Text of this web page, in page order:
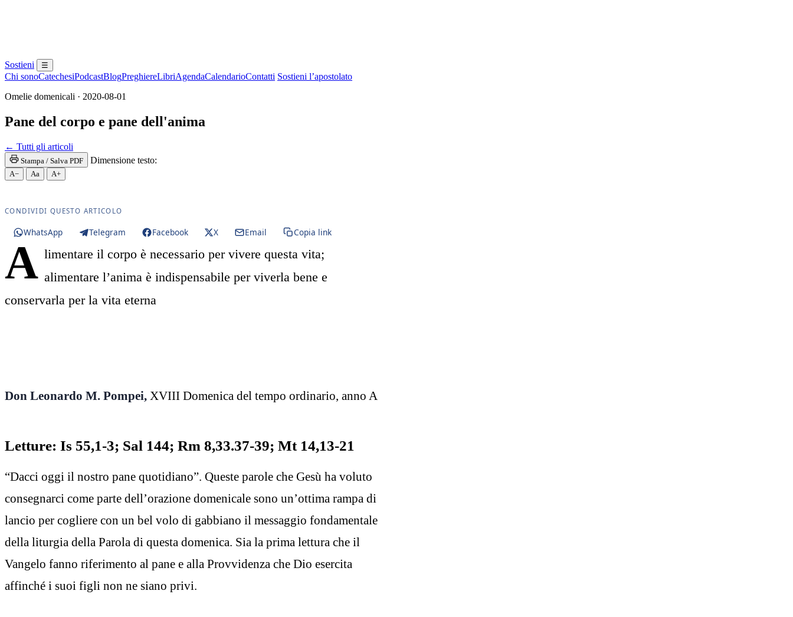
Sostieni ☰
Chi sonoCatechesiPodcastBlogPreghiereLibriAgendaCalendarioContatti Sostieni l’apostolato
Omelie domenicali · 2020-08-01
Pane del corpo e pane dell'anima
← Tutti gli articoli
Stampa / Salva PDF Dimensione testo:
A− Aa A+
CONDIVIDI QUESTO ARTICOLO
WhatsApp Telegram Facebook X Email Copia link
A limentare il corpo è necessario per vivere questa vita;
alimentare l’anima è indispensabile per viverla bene e
conservarla per la vita eterna
Don Leonardo M. Pompei, XVIII Domenica del tempo ordinario, anno A
Letture: Is 55,1-3; Sal 144; Rm 8,33.37-39; Mt 14,13-21
“Dacci oggi il nostro pane quotidiano”. Queste parole che Gesù ha voluto
consegnarci come parte dell’orazione domenicale sono un’ottima rampa di
lancio per cogliere con un bel volo di gabbiano il messaggio fondamentale
della liturgia della Parola di questa domenica. Sia la prima lettura che il
Vangelo fanno riferimento al pane e alla Provvidenza che Dio esercita
affinché i suoi figli non ne siano privi.